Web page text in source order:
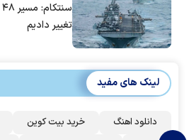
تغییر دادیم
لینک های مفید
دانلود اهنگ خرید بیت کوین